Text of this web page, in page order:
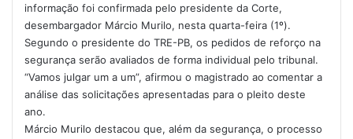
informação foi confirmada pelo presidente da Corte,
desembargador Márcio Murilo, nesta quarta-feira (1º).
Segundo o presidente do TRE-PB, os pedidos de reforço na
segurança serão avaliados de forma individual pelo tribunal.
“Vamos julgar um a um”, afirmou o magistrado ao comentar a
análise das solicitações apresentadas para o pleito deste
ano.
Márcio Murilo destacou que, além da segurança, o processo